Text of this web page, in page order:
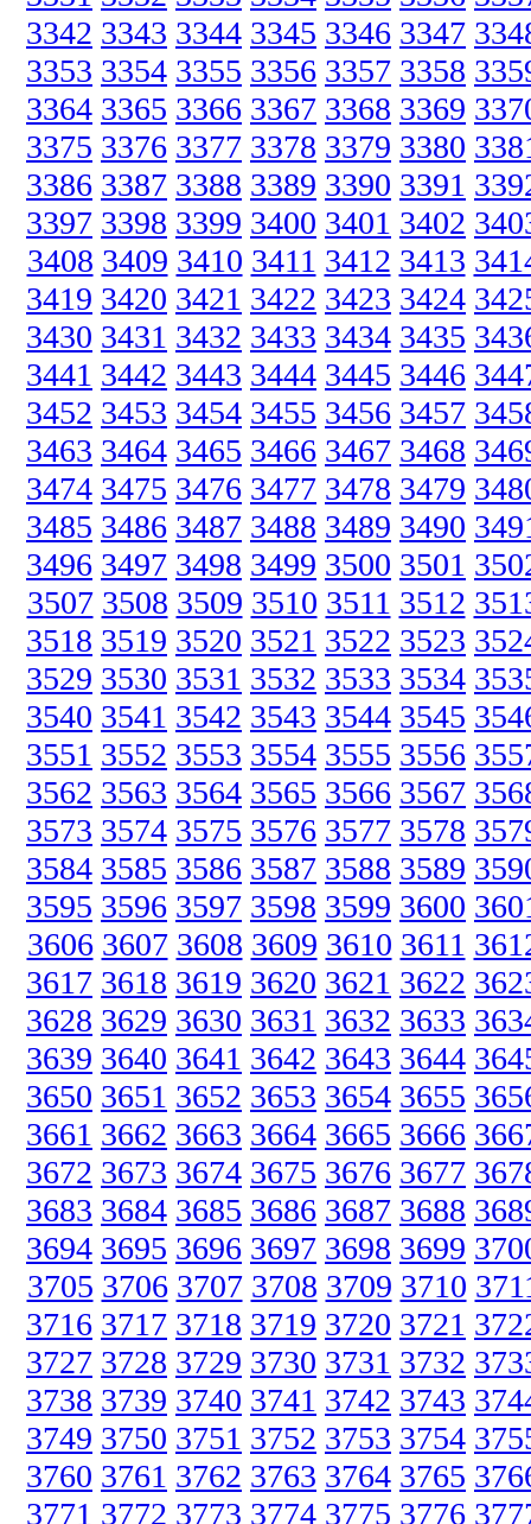
3342 3343 3344 3345 3346 3347
3353 3354 3355 3356 3357 3358
3364 3365 3366 3367 3368 3369
3375 3376 3377 3378 3379 3380
3386 3387 3388 3389 3390 3391
3397 3398 3399 3400 3401 3402
3408 3409 3410 3411 3412 3413
3419 3420 3421 3422 3423 3424
3430 3431 3432 3433 3434 3435
3441 3442 3443 3444 3445 3446
3452 3453 3454 3455 3456 3457
3463 3464 3465 3466 3467 3468
3474 3475 3476 3477 3478 3479
3485 3486 3487 3488 3489 3490
3496 3497 3498 3499 3500 3501
3507 3508 3509 3510 3511 3512
3518 3519 3520 3521 3522 3523
3529 3530 3531 3532 3533 3534
3540 3541 3542 3543 3544 3545
3551 3552 3553 3554 3555 3556
3562 3563 3564 3565 3566 3567
3573 3574 3575 3576 3577 3578
3584 3585 3586 3587 3588 3589
3595 3596 3597 3598 3599 3600
3606 3607 3608 3609 3610 3611
3617 3618 3619 3620 3621 3622
3628 3629 3630 3631 3632 3633
3639 3640 3641 3642 3643 3644
3650 3651 3652 3653 3654 3655
3661 3662 3663 3664 3665 3666
3672 3673 3674 3675 3676 3677
3683 3684 3685 3686 3687 3688
3694 3695 3696 3697 3698 3699
3705 3706 3707 3708 3709 3710
3716 3717 3718 3719 3720 3721
3727 3728 3729 3730 3731 3732
3738 3739 3740 3741 3742 3743
3749 3750 3751 3752 3753 3754
3760 3761 3762 3763 3764 3765
3771 3772 3773 3774 3775 3776